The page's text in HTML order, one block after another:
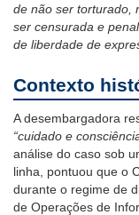
de não ser torturado,
ser censurada e
de liberdade de
Contexto
A desembargadora
“cuidado e
análise do caso sob
linha, pontuou que o
durante o regime de
de Operações de